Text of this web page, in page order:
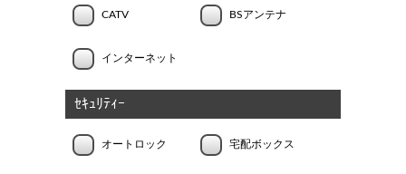
CATV BSアンテナ
インターネット
ｾｷｭﾘﾃｨｰ
オートロック 宅配ボックス